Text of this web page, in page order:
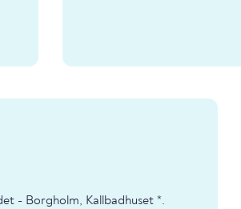
- Borgholm, Kallbadhuset *.